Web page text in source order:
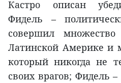
Кастро описан
Фидель –
совершил
Латинской Америке и
который никогда не
своих врагов; Фидель